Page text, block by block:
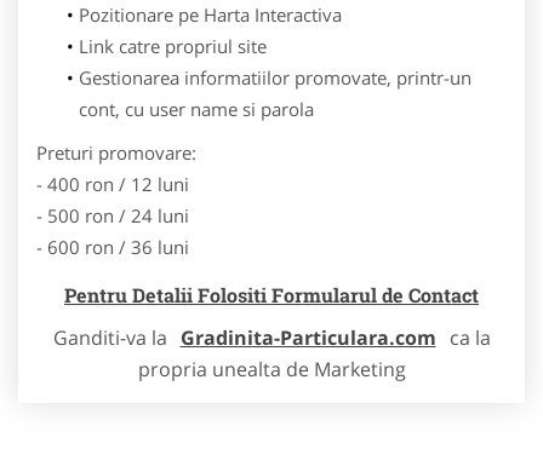
Pozitionare pe Harta Interactiva
Link catre propriul site
Gestionarea informatiilor promovate, printr-un
cont, cu user name si parola
Preturi promovare:
- 400 ron / 12 luni
- 500 ron / 24 luni
- 600 ron / 36 luni
Pentru Detalii Folositi Formularul de Contact
Ganditi-va la Gradinita-Particulara.com ca la
propria unealta de Marketing